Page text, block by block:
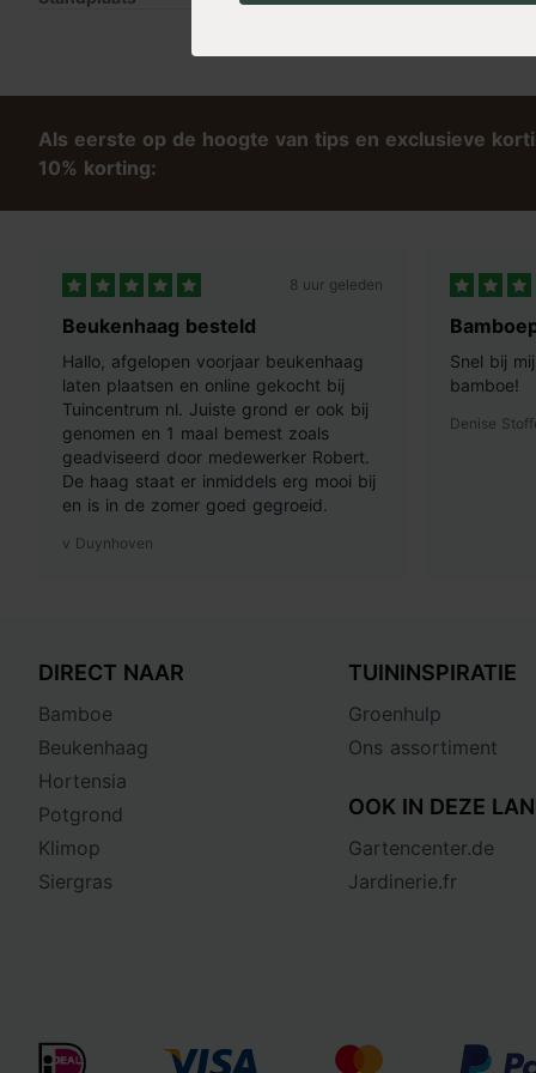
Als eerste op de hoogte van tips en exclusieve
10% korting:
8 uur geleden
Beukenhaag besteld
Hallo, afgelopen voorjaar beukenhaag
laten plaatsen en online gekocht bij
Tuincentrum nl. Juiste grond er ook bij
genomen en 1 maal bemest zoals
geadviseerd door medewerker Robert.
De haag staat er inmiddels erg mooi bij
en is in de zomer goed gegroeid.
v Duynhoven
Snel bij
bamboe!
Denise
DIRECT NAAR
Bamboe
Beukenhaag
Hortensia
Potgrond
Klimop
Siergras
TUININSPIRATIE
Groenhulp
Ons assortiment
OOK IN DEZE
Gartencenter.de
Jardinerie.fr